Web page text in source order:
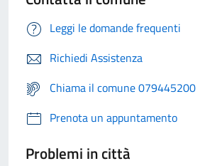
Leggi le domande frequenti
Richiedi Assistenza
Chiama il comune 079445200
Prenota un appuntamento
Problemi in città